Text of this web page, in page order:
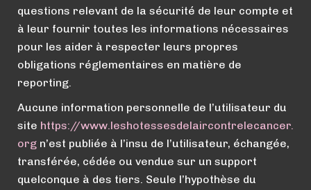
questions relevant de la sécurité de leur compte et
à leur fournir toutes les informations nécessaires
pour les aider à respecter leurs propres
obligations réglementaires en matière de
reporting.
Aucune information personnelle de l’utilisateur du
site https://www.leshotessesdelaircontrelecancer.
org n’est publiée à l’insu de l’utilisateur, échangée,
transférée, cédée ou vendue sur un support
quelconque à des tiers. Seule l’hypothèse du